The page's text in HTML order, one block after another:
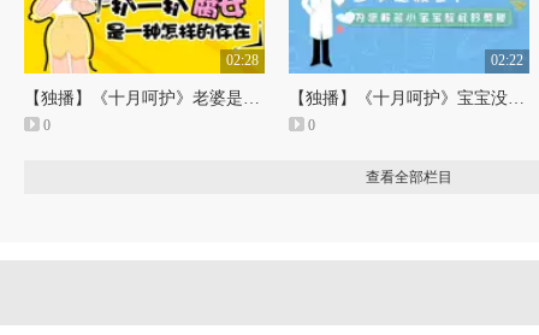
02:28
【独播】《十月呵护》老婆是腐女”是种什么体验？
0
02:22
【独播】《十月呵护》宝宝没事就放屁，多半是废了？
0
查看全部栏目